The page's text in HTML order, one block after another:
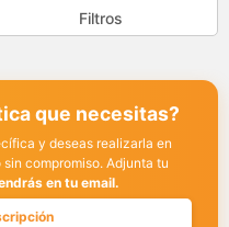
Filtros
que necesitas?
y deseas realizarla en
compromiso. Adjunta tu
en tu email.